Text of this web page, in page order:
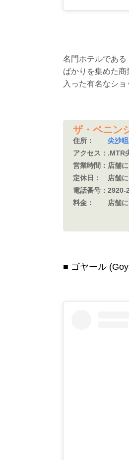
名門ホテルであ
ばかりを集めた
入った有名なショ
ザ・ペニン
住所：
尖沙
アクセス： .MTR
営業時間： 店舗
定休日：
店舗
電話番号： 2920-
料金：
店舗
ゴヤール